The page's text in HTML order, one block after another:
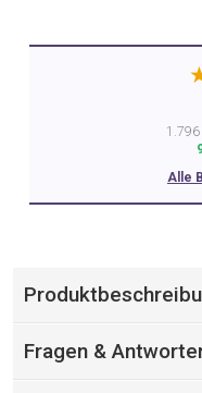
1.796
Alle
Fragen &